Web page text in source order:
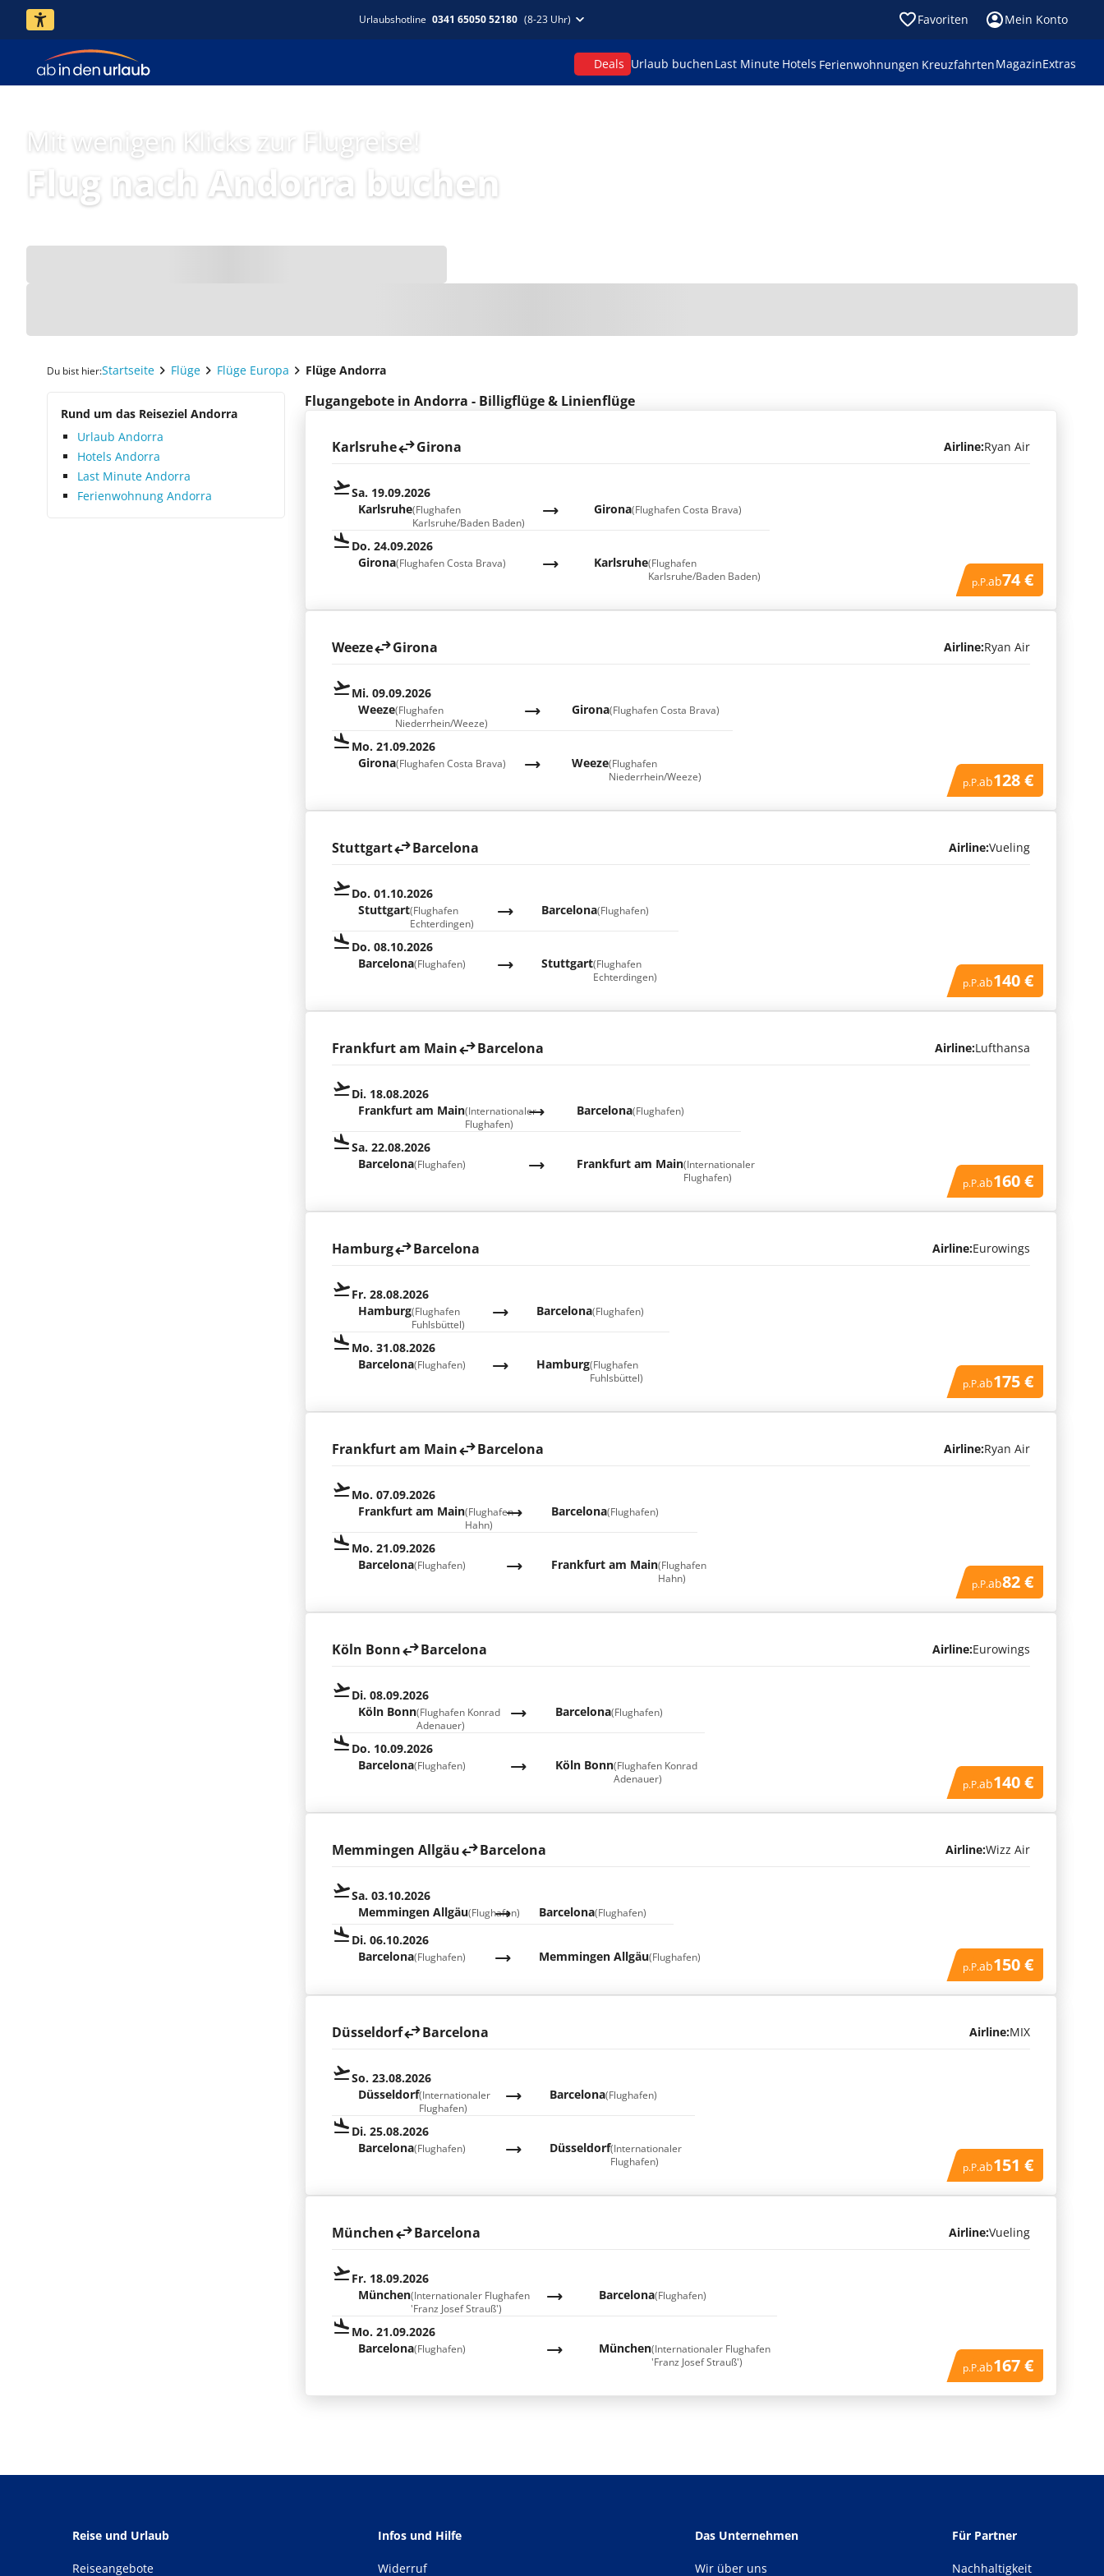
Urlaubshotline 0341 65050 52180 (8-23 Uhr) Favoriten Mein Konto
Deals Urlaub buchenLast Minute Hotels Ferienwohnungen KreuzfahrtenMagazinExtras
Mit wenigen Klicks zur Flugreise!
Flug nach Andorra buchen
Du bist hier:Startseite Flüge Flüge Europa Flüge Andorra
Rund um das Reiseziel Andorra
Urlaub Andorra
Hotels Andorra
Last Minute Andorra
Ferienwohnung Andorra
Flugangebote in Andorra - Billigflüge & Linienflüge
Karlsruhe Girona Airline:Ryan Air
Sa. 19.09.2026
Karlsruhe(Flughafen
Karlsruhe/Baden Baden)
Girona(Flughafen Costa Brava)
Do. 24.09.2026
Karlsruhe(Flughafen
Karlsruhe/Baden Baden)
Girona(Flughafen Costa Brava)
p.P.ab74 €
Weeze Girona Airline:Ryan Air
Mi. 09.09.2026
Weeze(Flughafen
Niederrhein/Weeze)
Girona(Flughafen Costa Brava)
Mo. 21.09.2026
Weeze(Flughafen
Niederrhein/Weeze)
Girona(Flughafen Costa Brava)
p.P.ab128 €
Stuttgart Barcelona Airline:Vueling
Do. 01.10.2026
Stuttgart(Flughafen
Echterdingen)
Barcelona(Flughafen)
Do. 08.10.2026
Stuttgart(Flughafen
Echterdingen)
Barcelona(Flughafen)
p.P.ab140 €
Frankfurt am Main Barcelona Airline:Lufthansa
Di. 18.08.2026
Frankfurt am Main(Internationaler
Flughafen)
Barcelona(Flughafen)
Sa. 22.08.2026
Frankfurt am Main(Internationaler
Flughafen)
Barcelona(Flughafen)
p.P.ab160 €
Hamburg Barcelona Airline:Eurowings
Fr. 28.08.2026
Hamburg(Flughafen
Fuhlsbüttel)
Barcelona(Flughafen)
Mo. 31.08.2026
Hamburg(Flughafen
Fuhlsbüttel)
Barcelona(Flughafen)
p.P.ab175 €
Frankfurt am Main Barcelona Airline:Ryan Air
Mo. 07.09.2026
Frankfurt am Main(Flughafen
Hahn)
Barcelona(Flughafen)
Mo. 21.09.2026
Frankfurt am Main(Flughafen
Hahn)
Barcelona(Flughafen)
p.P.ab82 €
Köln Bonn Barcelona Airline:Eurowings
Di. 08.09.2026
Köln Bonn(Flughafen Konrad
Adenauer)
Barcelona(Flughafen)
Do. 10.09.2026
Köln Bonn(Flughafen Konrad
Adenauer)
Barcelona(Flughafen)
p.P.ab140 €
Memmingen Allgäu Barcelona Airline:Wizz Air
Sa. 03.10.2026
Memmingen Allgäu(Flughafen) Barcelona(Flughafen)
Di. 06.10.2026
Memmingen Allgäu(Flughafen)
Barcelona(Flughafen)
p.P.ab150 €
Düsseldorf Barcelona Airline:MIX
So. 23.08.2026
Düsseldorf(Internationaler
Flughafen)
Barcelona(Flughafen)
Di. 25.08.2026
Düsseldorf(Internationaler
Flughafen)
Barcelona(Flughafen)
p.P.ab151 €
München Barcelona Airline:Vueling
Fr. 18.09.2026
München(Internationaler Flughafen
'Franz Josef Strauß')
Barcelona(Flughafen)
Mo. 21.09.2026
München(Internationaler Flughafen
'Franz Josef Strauß')
Barcelona(Flughafen)
p.P.ab167 €
Reise und Urlaub
Reiseangebote
Infos und Hilfe
Widerruf
Das Unternehmen
Wir über uns
Für Partner
Nachhaltigkeit